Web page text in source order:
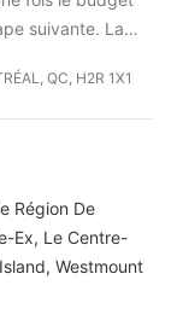
suivante. La…
QC, H2R 1X1
Région De
Ex, Le Centre-
Westmount